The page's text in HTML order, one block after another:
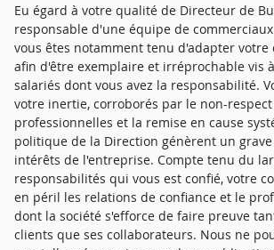
Eu égard à votre qualité de Directeur de
responsable d'une équipe de
vous êtes notamment tenu d'adapter
afin d'être exemplaire et irréprochable vis
salariés dont vous avez la responsabilité.
votre inertie, corroborés par le non-
professionnelles et la remise en cause
politique de la Direction génèrent un
intérêts de l'entreprise. Compte tenu du
responsabilités qui vous est confié, votre
en péril les relations de confiance et le
dont la société s'efforce de faire preuve
clients que ses collaborateurs. Nous ne